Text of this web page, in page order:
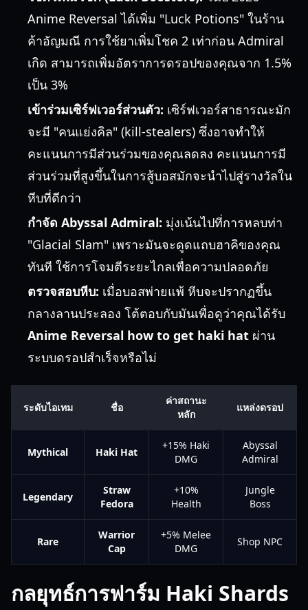
Anime Reversal ได้เพิ่ม "Luck Potions" ในร้าน
ค้าอัญมณี การใช้ยาเพิ่มโชค 2 เท่าก่อน Admiral
เกิด สามารถเพิ่มอัตราการดรอปของคุณจาก 1.5%
เป็น 3%
เข้าร่วมเซิร์ฟเวอร์ส่วนตัว: เซิร์ฟเวอร์สาธารณะมัก
จะมี "คนแย่งคิล" (kill-stealers) ซึ่งอาจทำให้
คะแนนการมีส่วนร่วมของคุณลดลง คะแนนการมี
ส่วนร่วมที่สูงขึ้นในการสู้บอสมักจะนำไปสู่รางวัลใน
หีบที่ดีกว่า
กำจัด Abyssal Admiral: มุ่งเน้นไปที่การหลบท่า
"Glacial Slam" เพราะมันจะดูดแถบฮาคิของคุณ
ทันที ใช้การโจมตีระยะไกลเพื่อความปลอดภัย
ตรวจสอบหีบ: เมื่อบอสพ่ายแพ้ หีบจะปรากฏขึ้น
กลางลานประลอง โต้ตอบกับมันเพื่อดูว่าคุณได้รับ
Anime Reversal how to get haki hat ผ่าน
ระบบดรอปสำเร็จหรือไม่
ระดับไอเทม ชื่อ
ค่าสถานะ
หลัก
แหล่งดรอป
Mythical Haki Hat
+15% Haki
DMG
Abyssal
Admiral
Legendary
Straw
Fedora
+10%
Health
Jungle
Boss
Rare
Warrior
Cap
+5% Melee
DMG
Shop NPC
กลยุทธ์การฟาร์ม Haki Shards